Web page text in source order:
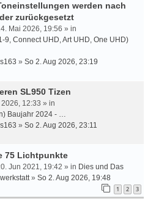
werden nach
zurückgesetzt
Mai 2026, 19:56 » in
9, Connect UHD, Art UHD, One UHD)
» So 2. Aug 2026, 23:19
SL950 Tizen
12:33 » in
Baujahr 2024 - …
» So 2. Aug 2026, 23:11
75 Lichtpunkte
Jun 2021, 19:42 » in Dies und Das
» So 2. Aug 2026, 19:48
1 2 3